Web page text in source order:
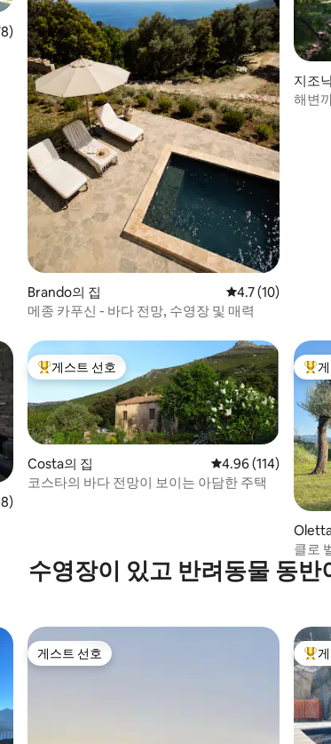
점(5점 만점), 후기 78개
Brando의 집 평점 4.7점(5점 만
4.7 (10)
메종 카푸신 - 바다 전망, 수영장 및 매력
지조
해변
점(5점 만점), 후기 18개
상위 게스트 선호
게스트 선호
Costa의 집 평점 4.96점(5점 만
4.96 (114)
코스타의 바다 전망이 보이는 아담한 주택
상
클로
수영장이 있고 반려동물 동
게스트 선호
게스트 선호 상위